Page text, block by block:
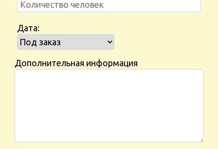
Дата:
Дополнительная информация